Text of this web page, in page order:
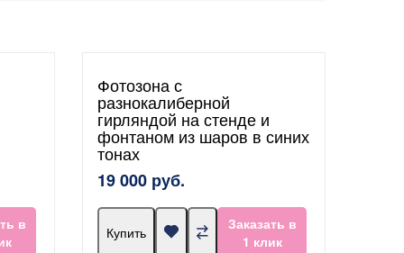
в
Фотозона с
разнокалиберной
гирляндой на стенде и
фонтаном из шаров в синих
тонах
19 000 руб.
Купить
Заказать в
1 клик